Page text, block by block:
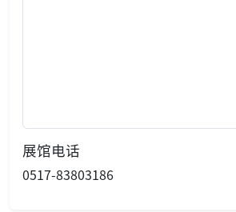
展馆电话
0517-83803186